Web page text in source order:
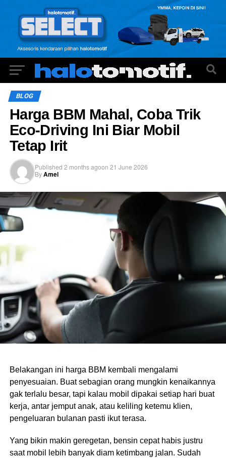
BLOG
Harga BBM Mahal, Coba Trik
Eco-Driving Ini Biar Mobil
Tetap Irit
Published 2 months agoon 21 June 2026
ByAmel
Belakangan ini harga BBM kembali mengalami
penyesuaian. Buat sebagian orang mungkin kenaikannya
gak terlalu besar, tapi kalau mobil dipakai setiap hari buat
kerja, antar jemput anak, atau keliling ketemu klien,
pengeluaran bulanan pasti ikut terasa.
Yang bikin makin geregetan, bensin cepat habis justru
saat mobil lebih banyak diam ketimbang jalan. Sudah